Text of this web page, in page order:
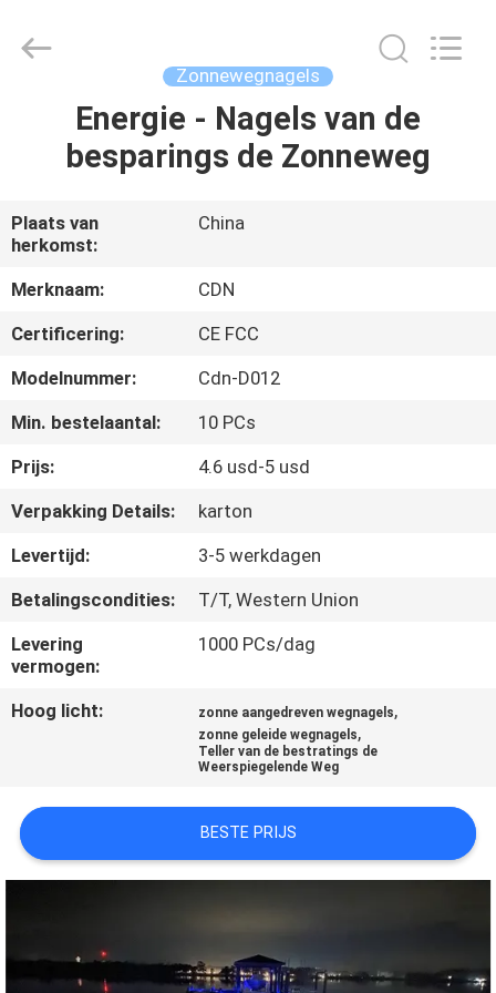
OVER
ONS
FABRIEKSRONDLEIDING
KWALITEITSCONTROLE
NEEM
CONTACT
MET
OP
NIEUWS
GEVALLEN
EEN
AANVRAGEN
Ltd..
Zonnewegnagels
Energie - Nagels van de
besparings de Zonneweg
Plaats van
herkomst:
China
Merknaam:
CDN
Certificering:
CE FCC
Modelnummer:
Cdn-D012
Min. bestelaantal:
10 PCs
Prijs:
4.6 usd-5 usd
Verpakking Details:
karton
Levertijd:
3-5 werkdagen
Betalingscondities:
T/T, Western Union
Levering
vermogen:
1000 PCs/dag
Hoog licht: zonne aangedreven wegnagels,
zonne geleide wegnagels,
Teller van de bestratings de
Weerspiegelende Weg
BESTE PRIJS